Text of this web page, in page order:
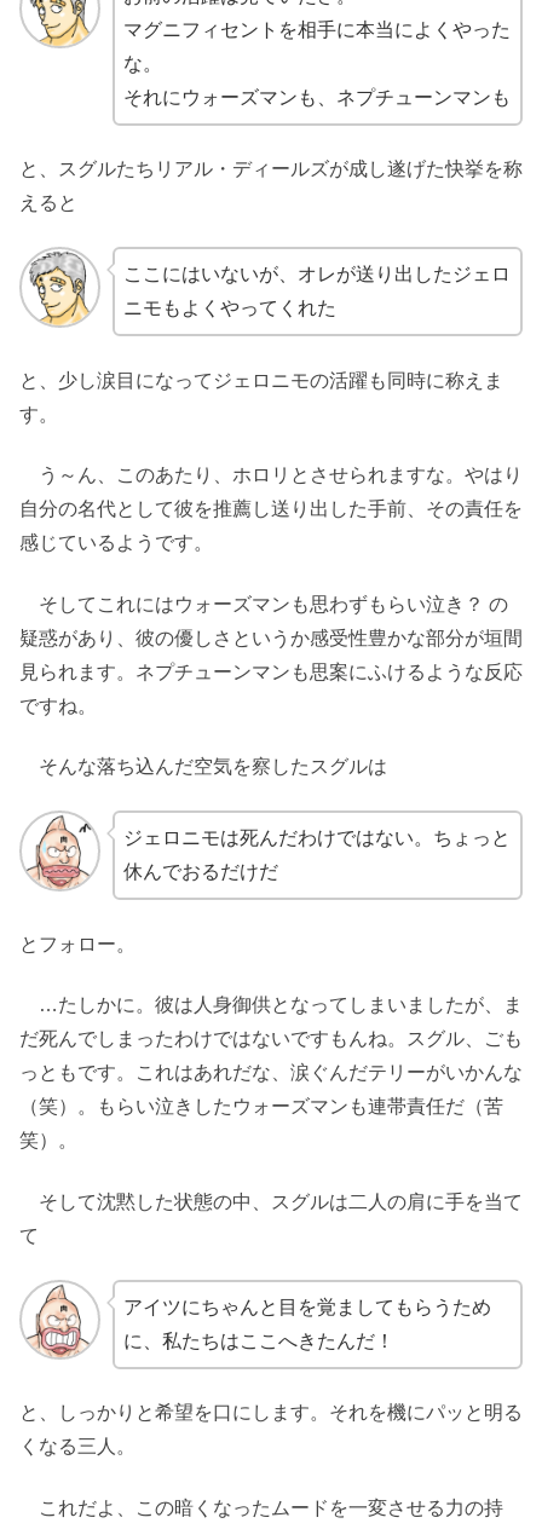
マグニフィセントを相手に本当によくやった
な。
それにウォーズマンも、ネプチューンマンも
と、スグルたちリアル・ディールズが成し遂げた快挙を称
えると
ここにはいないが、オレが送り出したジェロ
ニモもよくやってくれた
と、少し涙目になってジェロニモの活躍も同時に称えま
す。
う～ん、このあたり、ホロリとさせられますな。やはり
自分の名代として彼を推薦し送り出した手前、その責任を
感じているようです。
そしてこれにはウォーズマンも思わずもらい泣き？ の
疑惑があり、彼の優しさというか感受性豊かな部分が垣間
見られます。ネプチューンマンも思案にふけるような反応
ですね。
そんな落ち込んだ空気を察したスグルは
ジェロニモは死んだわけではない。ちょっと
休んでおるだけだ
とフォロー。
…たしかに。彼は人身御供となってしまいましたが、ま
だ死んでしまったわけではないですもんね。スグル、ごも
っともです。これはあれだな、涙ぐんだテリーがいかんな
（笑）。もらい泣きしたウォーズマンも連帯責任だ（苦
笑）。
そして沈黙した状態の中、スグルは二人の肩に手を当て
て
アイツにちゃんと目を覚ましてもらうため
に、私たちはここへきたんだ！
と、しっかりと希望を口にします。それを機にパッと明る
くなる三人。
これだよ、この暗くなったムードを一変させる力の持